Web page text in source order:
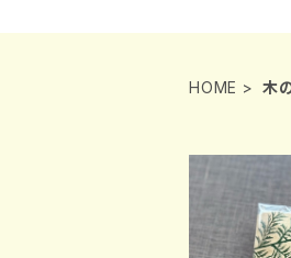
HOME 木